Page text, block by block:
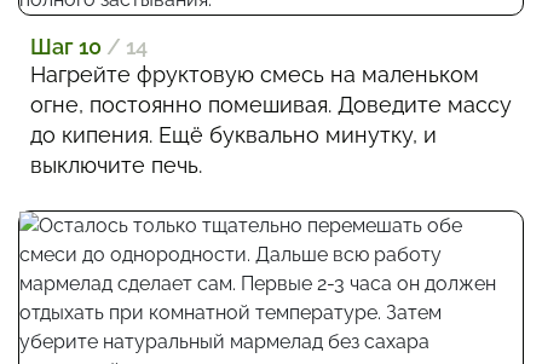
Шаг 10 / 14
Нагрейте фруктовую смесь на маленьком
огне, постоянно помешивая. Доведите массу
до кипения. Ещё буквально минутку, и
выключите печь.